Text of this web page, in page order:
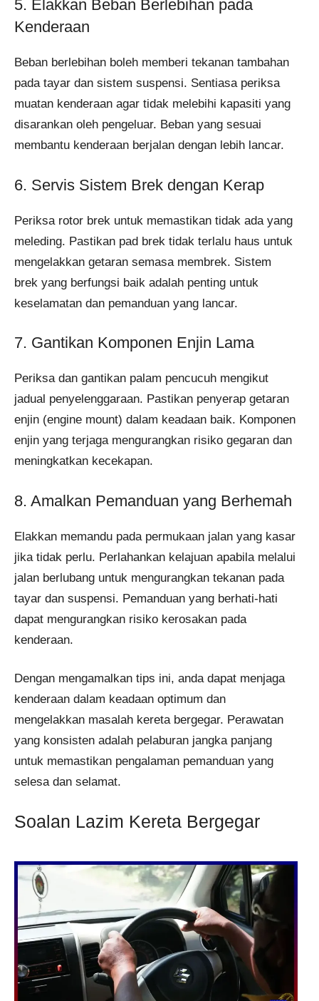
5. Elakkan Beban Berlebihan pada
Kenderaan
Beban berlebihan boleh memberi tekanan tambahan
pada tayar dan sistem suspensi. Sentiasa periksa
muatan kenderaan agar tidak melebihi kapasiti yang
disarankan oleh pengeluar. Beban yang sesuai
membantu kenderaan berjalan dengan lebih lancar.
6. Servis Sistem Brek dengan Kerap
Periksa rotor brek untuk memastikan tidak ada yang
meleding. Pastikan pad brek tidak terlalu haus untuk
mengelakkan getaran semasa membrek. Sistem
brek yang berfungsi baik adalah penting untuk
keselamatan dan pemanduan yang lancar.
7. Gantikan Komponen Enjin Lama
Periksa dan gantikan palam pencucuh mengikut
jadual penyelenggaraan. Pastikan penyerap getaran
enjin (engine mount) dalam keadaan baik. Komponen
enjin yang terjaga mengurangkan risiko gegaran dan
meningkatkan kecekapan.
8. Amalkan Pemanduan yang Berhemah
Elakkan memandu pada permukaan jalan yang kasar
jika tidak perlu. Perlahankan kelajuan apabila melalui
jalan berlubang untuk mengurangkan tekanan pada
tayar dan suspensi. Pemanduan yang berhati-hati
dapat mengurangkan risiko kerosakan pada
kenderaan.
Dengan mengamalkan tips ini, anda dapat menjaga
kenderaan dalam keadaan optimum dan
mengelakkan masalah kereta bergegar. Perawatan
yang konsisten adalah pelaburan jangka panjang
untuk memastikan pengalaman pemanduan yang
selesa dan selamat.
Soalan Lazim Kereta Bergegar